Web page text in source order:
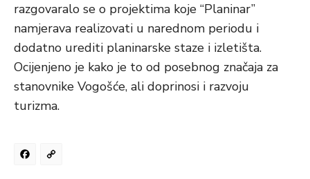
razgovaralo se o projektima koje “Planinar”
namjerava realizovati u narednom periodu i
dodatno urediti planinarske staze i izletišta.
Ocijenjeno je kako je to od posebnog značaja za
stanovnike Vogošće, ali doprinosi i razvoju
turizma.
Facebook